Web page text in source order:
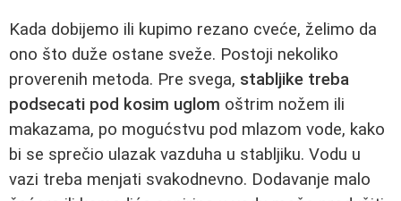
Kada dobijemo ili kupimo rezano cveće, želimo da
ono što duže ostane sveže. Postoji nekoliko
proverenih metoda. Pre svega, stabljike treba
podsecati pod kosim uglom oštrim nožem ili
makazama, po mogućstvu pod mlazom vode, kako
bi se sprečio ulazak vazduha u stabljiku. Vodu u
vazi treba menjati svakodnevno. Dodavanje malo